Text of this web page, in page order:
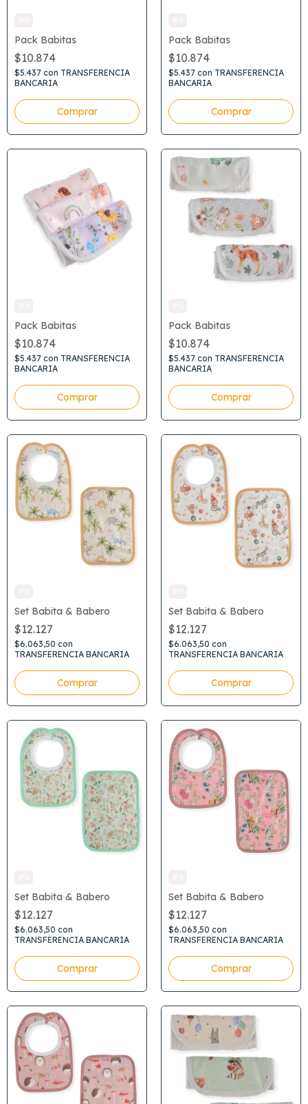
Pack Babitas
$10.874
$5.437 con TRANSFERENCIA
BANCARIA
Pack Babitas
$10.874
$5.437 con TRANSFERENCIA
BANCARIA
Pack Babitas
$10.874
$5.437 con TRANSFERENCIA
BANCARIA
Pack Babitas
$10.874
$5.437 con TRANSFERENCIA
BANCARIA
Set Babita & Babero
$12.127
$6.063,50 con
TRANSFERENCIA BANCARIA
Set Babita & Babero
$12.127
$6.063,50 con
TRANSFERENCIA BANCARIA
Set Babita & Babero
$12.127
$6.063,50 con
TRANSFERENCIA BANCARIA
Set Babita & Babero
$12.127
$6.063,50 con
TRANSFERENCIA BANCARIA